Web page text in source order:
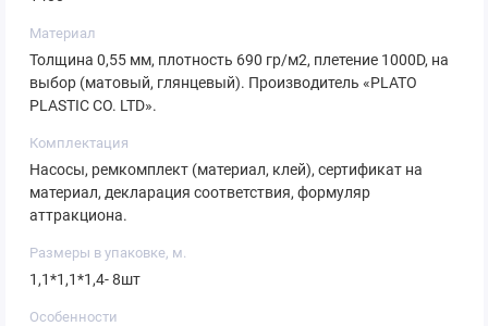
Время надува/сдува: 45 минут.
Комплектация: основное полотно, 8 воздуходувки,
ремкомплект, сумки для транспортировки.
Запросите коммерческое предложение с просчётом
рентабельности для вашей площадки.
Материал
Толщина 0,55 мм, плотность 690 гр/м2, плетение 1000D, на
выбор (матовый, глянцевый). Производитель «PLATO
PLASTIC CO. LTD».
Комплектация
Насосы, ремкомплект (материал, клей), сертификат на
материал, декларация соответствия, формуляр
аттракциона.
Размеры в упаковке, м.
1,1*1,1*1,4- 8шт
Особенности